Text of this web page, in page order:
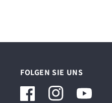
FOLGEN SIE UNS
FacebookInstagramYouTube